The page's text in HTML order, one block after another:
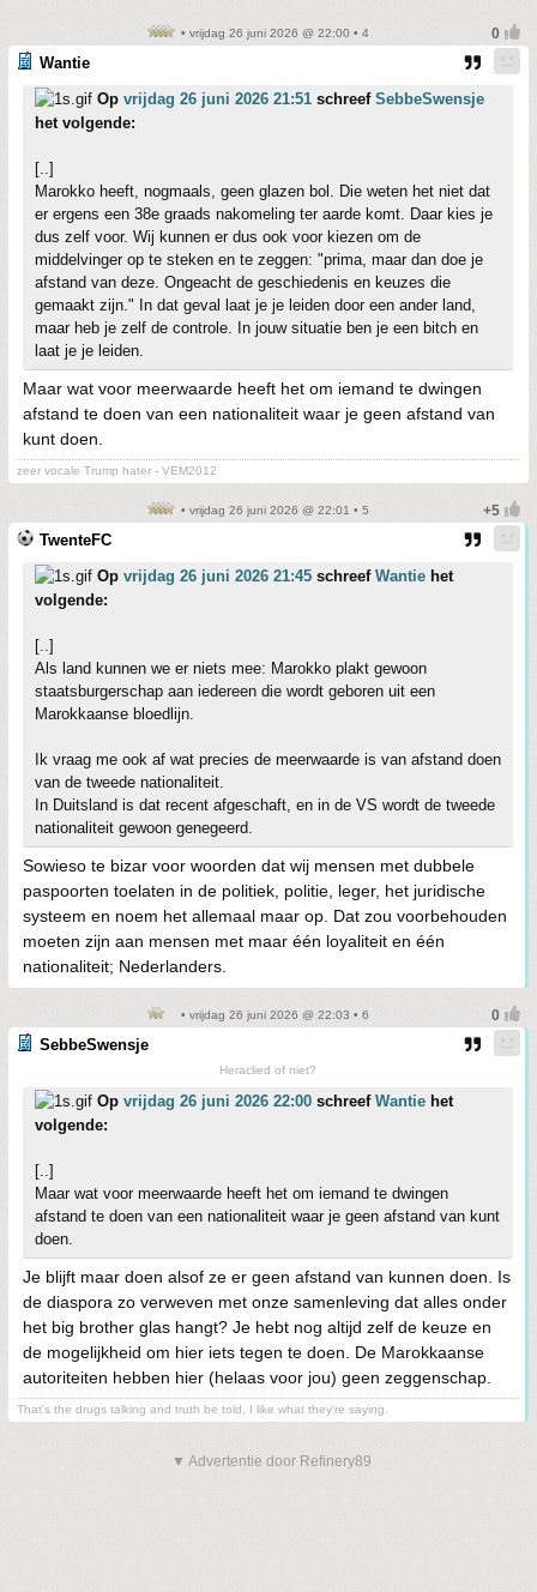
• vrijdag 26 juni 2026 @ 22:00 • 4
Wantie
Op vrijdag 26 juni 2026 21:51 schreef SebbeSwensje
het volgende:
[..]
Marokko heeft, nogmaals, geen glazen bol. Die weten het niet dat
er ergens een 38e graads nakomeling ter aarde komt. Daar kies je
dus zelf voor. Wij kunnen er dus ook voor kiezen om de
middelvinger op te steken en te zeggen: "prima, maar dan doe je
afstand van deze. Ongeacht de geschiedenis en keuzes die
gemaakt zijn." In dat geval laat je je leiden door een ander land,
maar heb je zelf de controle. In jouw situatie ben je een bitch en
laat je je leiden.
Maar wat voor meerwaarde heeft het om iemand te dwingen
afstand te doen van een nationaliteit waar je geen afstand van
kunt doen.
zeer vocale Trump hater - VEM2012
• vrijdag 26 juni 2026 @ 22:01 • 5
TwenteFC
Op vrijdag 26 juni 2026 21:45 schreef Wantie het
volgende:
[..]
Als land kunnen we er niets mee: Marokko plakt gewoon
staatsburgerschap aan iedereen die wordt geboren uit een
Marokkaanse bloedlijn.
Ik vraag me ook af wat precies de meerwaarde is van afstand doen
van de tweede nationaliteit.
In Duitsland is dat recent afgeschaft, en in de VS wordt de tweede
nationaliteit gewoon genegeerd.
Sowieso te bizar voor woorden dat wij mensen met dubbele
paspoorten toelaten in de politiek, politie, leger, het juridische
systeem en noem het allemaal maar op. Dat zou voorbehouden
moeten zijn aan mensen met maar één loyaliteit en één
nationaliteit; Nederlanders.
• vrijdag 26 juni 2026 @ 22:03 • 6
SebbeSwensje
Heraclied of niet?
Op vrijdag 26 juni 2026 22:00 schreef Wantie het
volgende:
[..]
Maar wat voor meerwaarde heeft het om iemand te dwingen
afstand te doen van een nationaliteit waar je geen afstand van kunt
doen.
Je blijft maar doen alsof ze er geen afstand van kunnen doen. Is
de diaspora zo verweven met onze samenleving dat alles onder
het big brother glas hangt? Je hebt nog altijd zelf de keuze en
de mogelijkheid om hier iets tegen te doen. De Marokkaanse
autoriteiten hebben hier (helaas voor jou) geen zeggenschap.
That's the drugs talking and truth be told, I like what they're saying.
▼ Advertentie door Refinery89